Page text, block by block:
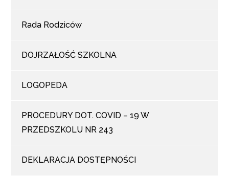
Rada Rodziców
DOJRZAŁOŚĆ SZKOLNA
LOGOPEDA
PROCEDURY DOT. COVID – 19 W
PRZEDSZKOLU NR 243
DEKLARACJA DOSTĘPNOŚCI